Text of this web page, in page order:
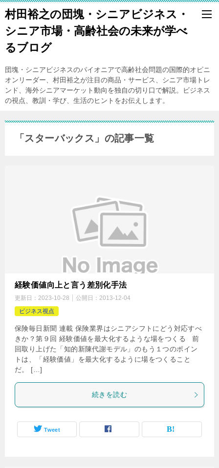
村田裕之の団塊・シニアビジネス・
シニア市場・高齢社会の未来が学べ
るブログ
団塊・シニアビジネスのパイオニアで高齢社会問題の国際的オピニ
オンリーダー、村田裕之が注目の商品・サービス、シニア市場トレ
ンド、海外シニアマーケット動向を独自の切り口で解説。ビジネス
の視点、教訓・学び、生活のヒントをお伝えします。
「スターバックス」の記事一覧
経験価値向上と言う差別化手法
更新日： 2023-10-28 公開日： 2013-12-04
ビジネス視点
保険毎日新聞 連載 保険業界はシニアシフトにどう対応すべ
きか？第９回 経験価値を最大化するような場をつくる 前
回取り上げた「知的新陳代謝モデル」のもう１つのポイン
トは、「経験価値」を最大化するように場をつくること
だ。 […]
続きを読む
Tweet